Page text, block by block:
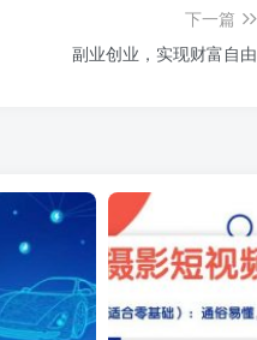
下一篇
副业创业，实现财富自由